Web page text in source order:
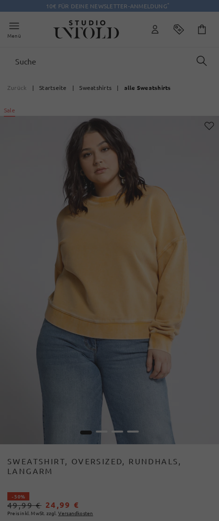
10€ FÜR DEINE NEWSLETTER-ANMELDUNG*
Menü
Zurück | Startseite | Sweatshirts | alle Sweatshirts
Sale
1 2 3 4
SWEATSHIRT, OVERSIZED, RUNDHALS,
LANGARM
- 50%
49,99 € 24,99 €
Preis inkl. MwSt. zzgl. Versandkosten